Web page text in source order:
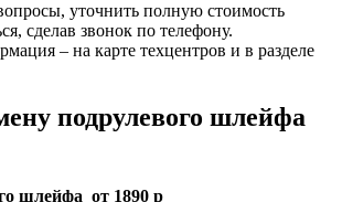
уточнить полную стоимость
сделав звонок по телефону.
– на карте техцентров и в разделе
подрулевого шлейфа
шлейфа от 1890 р